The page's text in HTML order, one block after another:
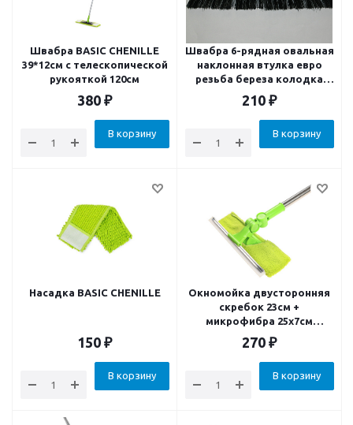
Швабра BASIC CHENILLE
39*12см с телескопической
рукояткой 120см
380 ₽
В корзину
Швабра 6-рядная овальная
наклонная втулка евро
резьба береза колодка
280х50х18 ворс средняя
75мм 135 пучков 9с10-30
210 ₽
В корзину
Насадка BASIC CHENILLE
150 ₽
В корзину
Окномойка двусторонняя
скребок 23см +
микрофибра 25х7см
телескопический черенок
нержавеющая сталь 105см
270 ₽
В корзину